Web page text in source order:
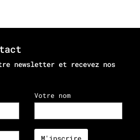
newsletter et recevez nos
Votre nom